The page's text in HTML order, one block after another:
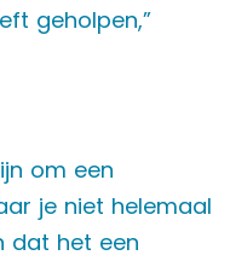
geholpen,”
om een
je niet helemaal
dat het een